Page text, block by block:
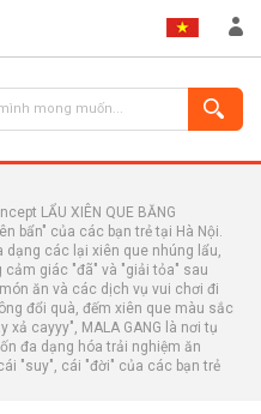
ĐĂNG KÝ
LẨU XIÊN QUE BĂNG
bẩn" của các bạn trẻ tại Hà Nội.
các lại xiên que nhúng lẩu,
cảm giác "đã" và "giải tỏa" sau
ăn và các dịch vụ vui chơi đi
đổi quà, đếm xiên que màu sắc
xả cayyy", MALA GANG là nơi tụ
đa dạng hóa trải nghiệm ăn
"suy", cái "đời" của các bạn trẻ